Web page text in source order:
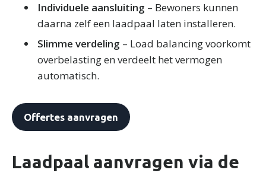
Individuele aansluiting – Bewoners kunnen
daarna zelf een laadpaal laten installeren.
Slimme verdeling – Load balancing voorkomt
overbelasting en verdeelt het vermogen
automatisch.
Offertes aanvragen
Laadpaal aanvragen via de